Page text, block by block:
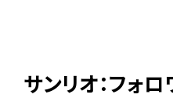
サンリオ：フォ